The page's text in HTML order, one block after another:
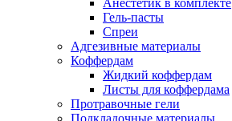
Анестетик в комплекте
Гель-пасты
Спреи
Адгезивные материалы
Коффердам
Жидкий коффердам
Листы для коффердама
Протравочные гели
Подкладочные материалы